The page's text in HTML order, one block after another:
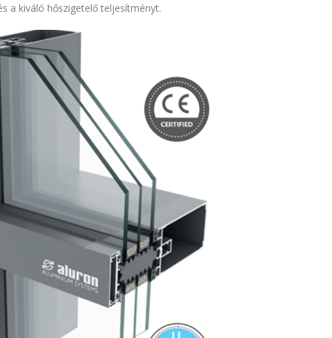
a kiváló hőszigetelő teljesítményt.